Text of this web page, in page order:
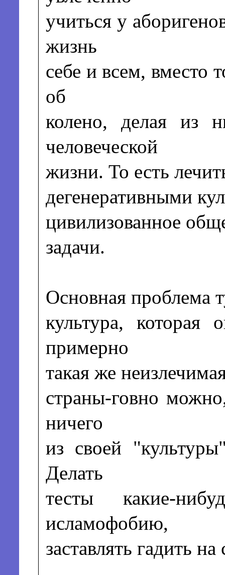
учиться у
жизнь
себе и всем, вместо
об
колено, делая из
человеческой
жизни. То есть
дегенеративными
цивилизованное
задачи.
Основная проблема
культура, которая
примерно
такая же
страны-говно
ничего
из своей
Делать
тесты какие-
исламофобию,
заставлять гадить